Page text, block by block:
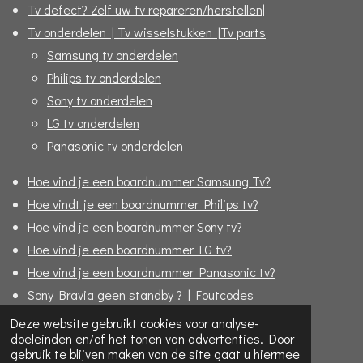
Deze website gebruikt cookies voor analyse-
doeleinden en/of het tonen van advertenties. Door
gebruik te blijven maken van de site gaat u hiermee
Tv defect? Zelf uw tv repareren/herstellen|
Tv onderdelen | Tv wisselstukken |Tv parts
Samsung tv onderdelen
Philips tv onderdelen
Sony tv onderdelen
LG tv onderdelen
Panasonic tv onderdelen
Hoe vind je een boardnummer Samsung Tv?
Hoe vindt je een boardnummer Philips tv?
Hoe vind je een boardnummer Sony tv?
Hoe vind je een boardnummer LG tv?
Hoe vind je een boardnummer Panasonic tv?
Sony Bravia geen standby ? | Foutcodes
Formulier "Bijbestellen"
© 2020 - 2026 Replace4u - De TV specialist online!